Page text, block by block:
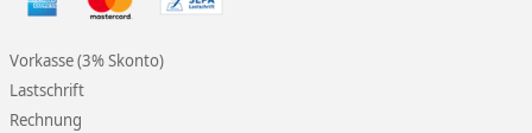
Vorkasse (3% Skonto)
Lastschrift
Rechnung